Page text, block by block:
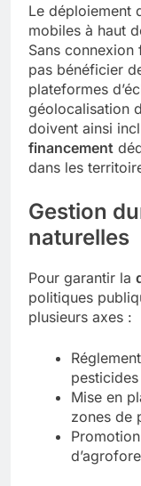
Le déploiement
mobiles à haut
Sans
pas bénéficier
plateformes
géolocalisation
doivent ainsi
financement
dans les
Gestion
naturelles
Pour garantir la
politiques
plusieurs axes :
Mise en
zones de